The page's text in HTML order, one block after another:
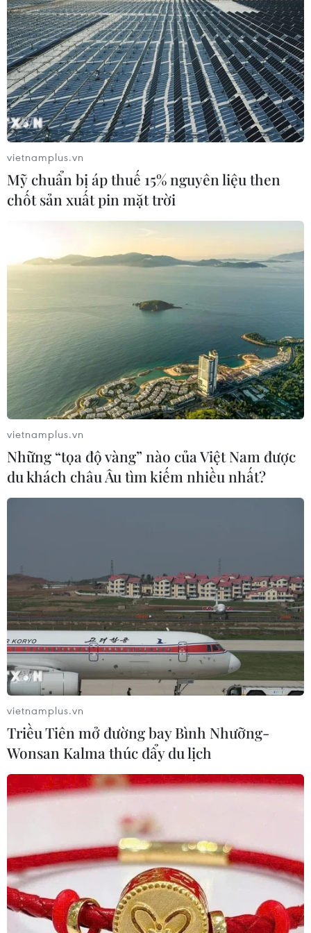
TIN CÙNG CHUYÊN MỤC
Pháp mở các điểm tắm sông
phục vụ người dân trong mùa Hè
nắng nóng
06/08/2026 03:02
Bất chấp nắng nóng kỷ lục, du khách
vietnamplus.vn
Mỹ chuẩn bị áp thuế 15% nguyên liệu then
chốt sản xuất pin mặt trời
vietnamplus.vn
Những “tọa độ vàng” nào của Việt Nam được
du khách châu Âu tìm kiếm nhiều nhất?
vietnamplus.vn
Triều Tiên mở đường bay Bình Nhưỡng-
Wonsan Kalma thúc đẩy du lịch